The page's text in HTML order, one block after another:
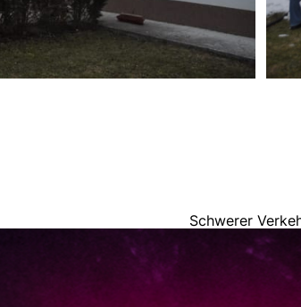
Schwerer